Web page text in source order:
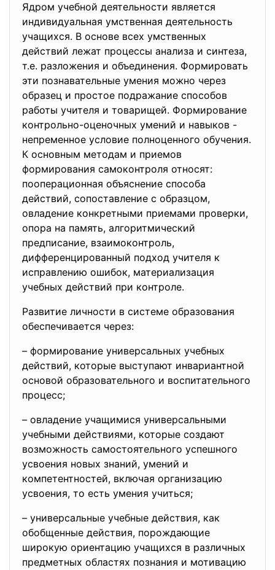
Ядром учебной деятельности является
индивидуальная умственная деятельность
учащихся. В основе всех умственных
действий лежат процессы анализа и синтеза,
т.е. разложения и объединения. Формировать
эти познавательные умения можно через
образец и простое подражание способов
работы учителя и товарищей. Формирование
контрольно-оценочных умений и навыков -
непременное условие полноценного обучения.
К основным методам и приемов
формирования самоконтроля относят:
пооперационная объяснение способа
действий, сопоставление с образцом,
овладение конкретными приемами проверки,
опора на память, алгоритмический
предписание, взаимоконтроль,
дифференцированный подход учителя к
исправлению ошибок, материализация
учебных действий при контроле.
Развитие личности в системе образования
обеспечивается через:
– формирование универсальных учебных
действий, которые выступают инвариантной
основой образовательного и воспитательного
процесс;
– овладение учащимися универсальными
учебными действиями, которые создают
возможность самостоятельного успешного
усвоения новых знаний, умений и
компетентностей, включая организацию
усвоения, то есть умения учиться;
– универсальные учебные действия, как
обобщенные действия, порождающие
широкую ориентацию учащихся в различных
предметных областях познания и мотивацию